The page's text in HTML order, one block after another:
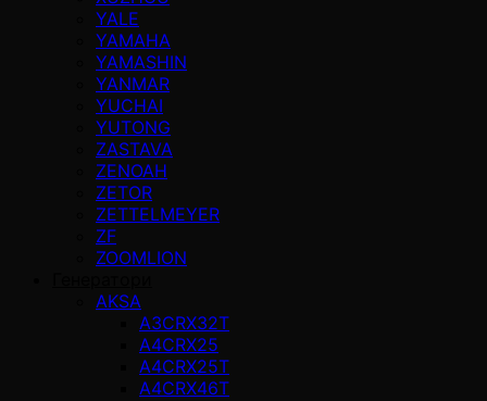
YALE
YAMAHA
YAMASHIN
YANMAR
YUCHAI
YUTONG
ZASTAVA
ZENOAH
ZETOR
ZETTELMEYER
ZF
ZOOMLION
AKSA
A3CRX32T
A4CRX25
A4CRX25T
A4CRX46T